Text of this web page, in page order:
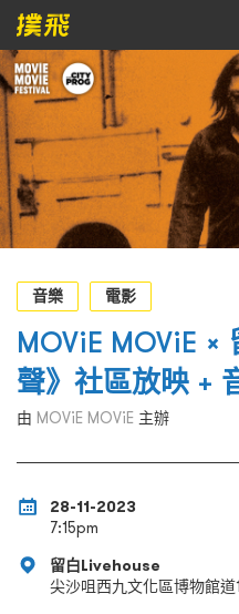
節目
關於撲飛
條款及細則
EN
音樂
電影
MOViE MOViE ×
聲》社區放映 +
由 MOViE MOViE 主辦
28-11-2023
7:15pm
留白Livehouse
尖沙咀西九文化區博物館